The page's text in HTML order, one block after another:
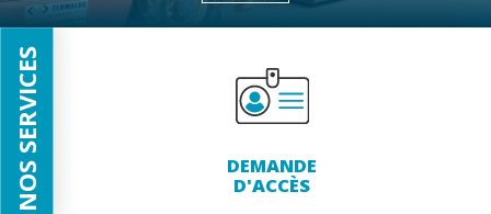
NOS SERVICES DEMANDE
D'ACCÈS